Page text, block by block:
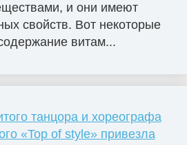
и они имеют
свойств. Вот некоторые
витам...
танцора и хореографа
«Top of style» привезла